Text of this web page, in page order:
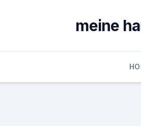
meine